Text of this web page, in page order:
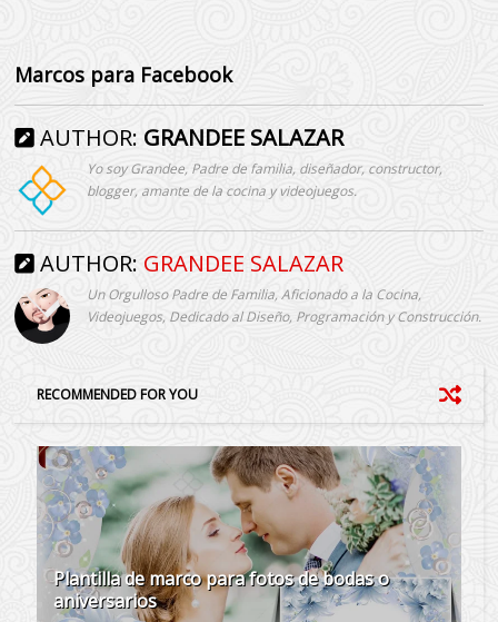
Marcos para Facebook
AUTHOR: GRANDEE SALAZAR
Yo soy Grandee, Padre de familia, diseñador, constructor,
blogger, amante de la cocina y videojuegos.
AUTHOR: GRANDEE SALAZAR
Un Orgulloso Padre de Familia, Aficionado a la Cocina,
Videojuegos, Dedicado al Diseño, Programación y Construcción.
RECOMMENDED FOR YOU
Plantilla de marco para fotos de bodas o
aniversarios